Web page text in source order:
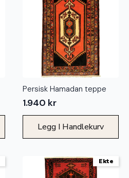
Persisk Hamadan teppe
1.940 kr
Legg I Handlekurv
Ekte